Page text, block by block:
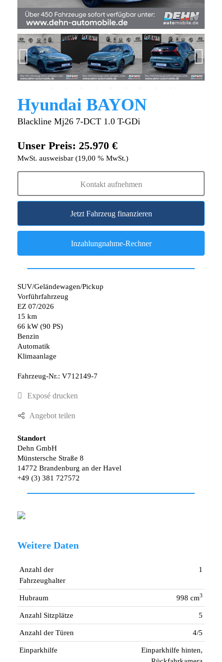
Hyundai BAYON
Blackline Mj26 7-DCT 1.0 T-GDi
Unser Preis: 25.970 €
MwSt. ausweisbar (19,00 % MwSt.)
Kontakt aufnehmen
Jetzt Fahrzeug finanzieren
Inzahlungnahme-Rechner
SUV/Geländewagen/Pickup
Vorführfahrzeug
EZ 07/2026
15 km
66 kW (90 PS)
Benzin
Automatik
Klimaanlage
Fahrzeug-Nr.: V712149-7
Exposé drucken
Angebot teilen
Standort
Dehn GmbH
Münstersche Straße 8
14772 Brandenburg an der Havel
+49 (3) 381 727572
Weitere Daten
Anzahl der
Fahrzeughalter
1
Hubraum 998 cm3
Anzahl Sitzplätze 5
Anzahl der Türen 4/5
Einparkhilfe
Einparkhilfe hinten,